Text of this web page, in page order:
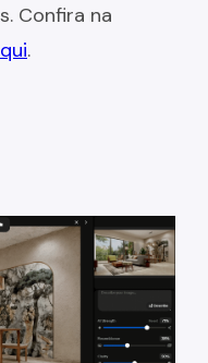
Confira na
.